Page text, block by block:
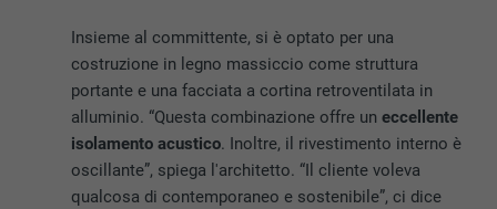
Insieme al committente, si è optato per una
costruzione in legno massiccio come struttura
portante e una facciata a cortina retroventilata in
alluminio. “Questa combinazione offre uneccellente
isolamento acustico. Inoltre, il rivestimento interno è
oscillante”, spiega l'architetto. “Il cliente voleva
qualcosa di contemporaneo e sostenibile”, ci dice